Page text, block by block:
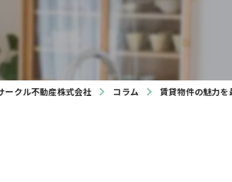
ークル不動産株式会社 コラム 賃貸物件の魅力